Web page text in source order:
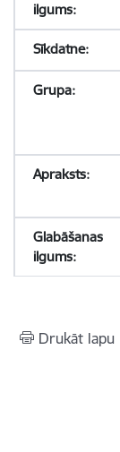
Drukāt lapu